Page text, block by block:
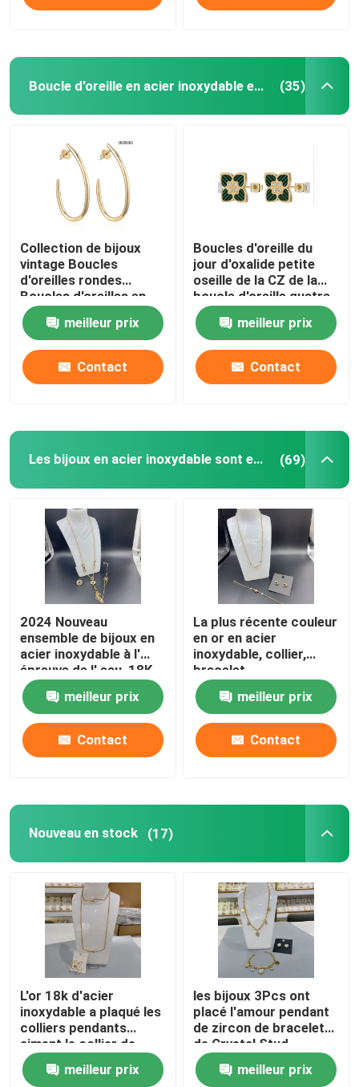
Boucle d'oreille en acier inoxydable en stock (35)
Collection de bijoux
vintage Boucles
d'oreilles rondes
Boucles d'oreilles en
acier inoxydable en or
18 caratsmeilleur prix
Contact
Boucles d'oreille du
jour d'oxalide petite
oseille de la CZ de la
boucle d'oreille quatre
de feuille de trèfle de
St Patrick en pierre de
vert pour les bijoux
irlandais de femmes
meilleur prix
Contact
Les bijoux en acier inoxydable sont en stock (69)
2024 Nouveau
ensemble de bijoux en
acier inoxydable à l'
épreuve de l' eau, 18K
or, cadeau de luxe, en
gros
meilleur prix
Contact
La plus récente couleur
en or en acier
inoxydable, collier,
bracelet
meilleur prix
Contact
Nouveau en stock (17)
L'or 18k d'acier
inoxydable a plaqué les
colliers pendants
aiment le collier de
marque
meilleur prix
les bijoux 3Pcs ont
placé l'amour pendant
de zircon de bracelet
de Crystal Stud
Earrings Shiny Heart de
collier de coeur
meilleur prix